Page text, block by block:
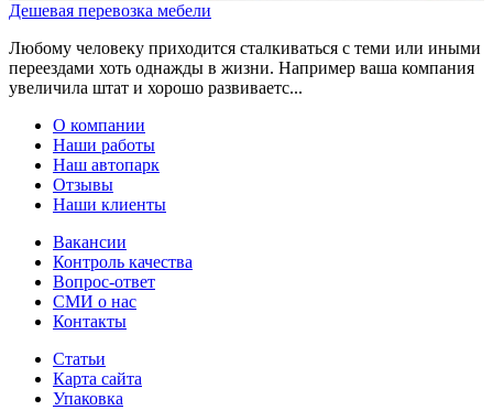
Дешевая перевозка мебели
Любому человеку приходится сталкиваться с теми или иными
переездами хоть однажды в жизни. Например ваша компания
увеличила штат и хорошо развиваетс...
О компании
Наши работы
Наш автопарк
Отзывы
Наши клиенты
Вакансии
Контроль качества
Вопрос-ответ
СМИ о нас
Контакты
Статьи
Карта сайта
Упаковка